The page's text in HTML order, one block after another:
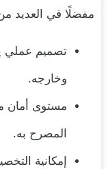
مفضلًا في العديد
تصميم عملي
وخارجه.
مستوى أمان
المصرح به.
إمكانية